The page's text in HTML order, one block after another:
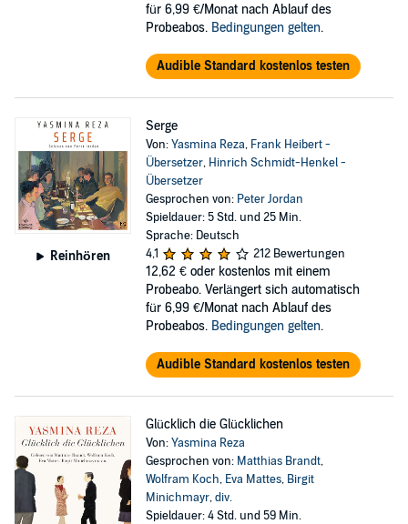
für 6,99 €/Monat nach Ablauf des
Probeabos. Bedingungen gelten.
Audible Standard kostenlos testen
Reinhören
Serge
Von:Yasmina Reza, Frank Heibert -
Übersetzer, Hinrich Schmidt-Henkel -
Übersetzer
Gesprochen von: Peter Jordan
Spieldauer: 5 Std. und 25 Min.
Sprache: Deutsch
4,1
212 Bewertungen
12,62 € oder kostenlos mit einem
Probeabo. Verlängert sich automatisch
für 6,99 €/Monat nach Ablauf des
Probeabos. Bedingungen gelten.
Audible Standard kostenlos testen
Glücklich die Glücklichen
Von:Yasmina Reza
Gesprochen von: Matthias Brandt,
Wolfram Koch, Eva Mattes, Birgit
Minichmayr,div.
Spieldauer: 4 Std. und 59 Min.